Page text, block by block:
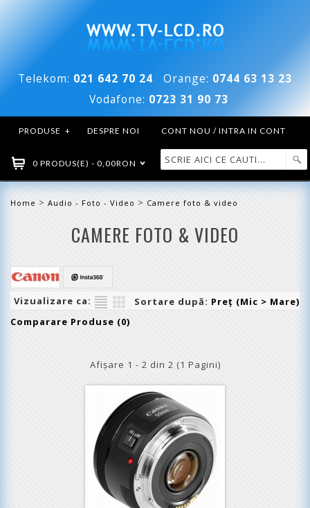
Telekom: 021 642 70 24 Orange: 0744 63 13 23
Vodafone: 0723 31 90 73
PRODUSE + DESPRE NOI CONT NOU / INTRA IN CONT
0 PRODUS(E) - 0,00RON
Home > Audio - Foto - Video > Camere foto & video
CAMERE FOTO & VIDEO
Vizualizare ca: Sortare după: Preţ (Mic > Mare)
Comparare Produse (0)
Afişare 1 - 2 din 2 (1 Pagini)